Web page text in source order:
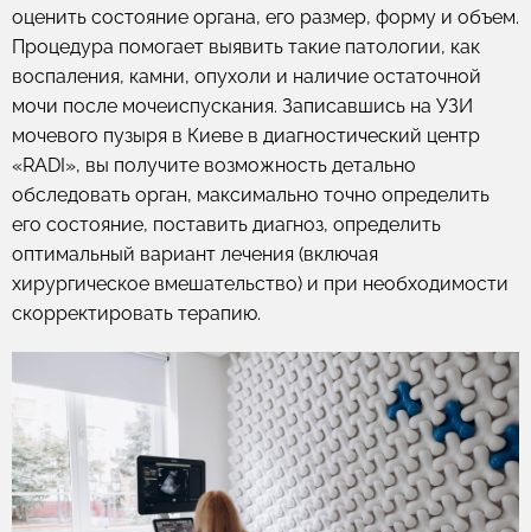
оценить состояние органа, его размер, форму и объем.
Процедура помогает выявить такие патологии, как
воспаления, камни, опухоли и наличие остаточной
мочи после мочеиспускания. Записавшись на УЗИ
мочевого пузыря в Киеве в диагностический центр
«RADI», вы получите возможность детально
обследовать орган, максимально точно определить
его состояние, поставить диагноз, определить
оптимальный вариант лечения (включая
хирургическое вмешательство) и при необходимости
скорректировать терапию.